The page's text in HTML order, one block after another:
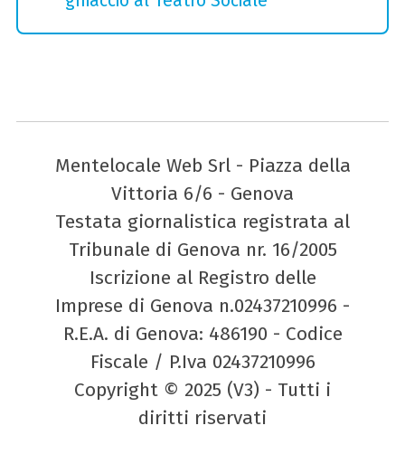
Mentelocale Web Srl - Piazza della
Vittoria 6/6 - Genova
Testata giornalistica registrata al
Tribunale di Genova nr. 16/2005
Iscrizione al Registro delle
Imprese di Genova n.02437210996 -
R.E.A. di Genova: 486190 - Codice
Fiscale / P.Iva 02437210996
Copyright © 2025 (V3) - Tutti i
diritti riservati